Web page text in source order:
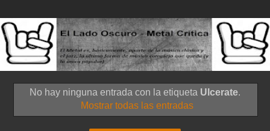
No hay ninguna entrada con la etiqueta Ulcerate.
Mostrar todas las entradas